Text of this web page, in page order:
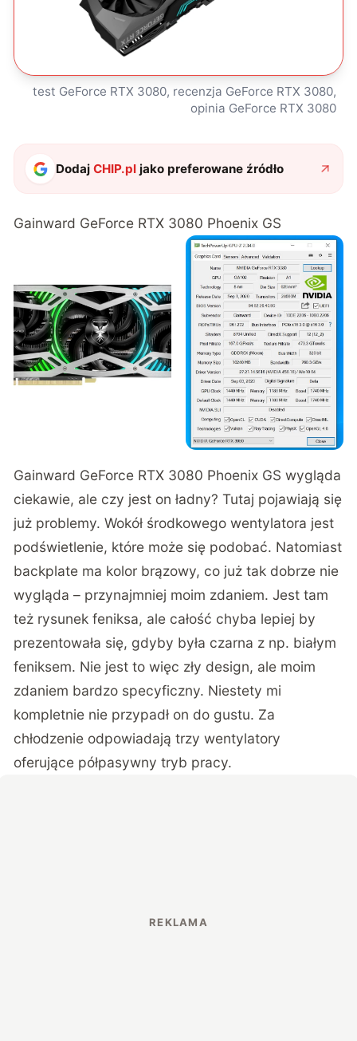
test GeForce RTX 3080, recenzja GeForce RTX 3080,
opinia GeForce RTX 3080
DodajCHIP.pl jako preferowane źródło
Gainward GeForce RTX 3080 Phoenix GS
Gainward GeForce RTX 3080 Phoenix GS wygląda
ciekawie, ale czy jest on ładny? Tutaj pojawiają się
już problemy. Wokół środkowego wentylatora jest
podświetlenie, które może się podobać. Natomiast
backplate ma kolor brązowy, co już tak dobrze nie
wygląda – przynajmniej moim zdaniem. Jest tam
też rysunek feniksa, ale całość chyba lepiej by
prezentowała się, gdyby była czarna z np. białym
feniksem. Nie jest to więc zły design, ale moim
zdaniem bardzo specyficzny. Niestety mi
kompletnie nie przypadł on do gustu. Za
chłodzenie odpowiadają trzy wentylatory
oferujące półpasywny tryb pracy.